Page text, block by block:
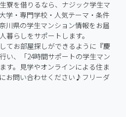
寮を借りるなら、ナジック学生マ
学・専門学校・人気テーマ・条件
川県の学生マンション情報をお届
暮らしをサポートします。
てお部屋探しができるように『慶
い、「24時間サポートの学生マン
す。見学やオンラインによる住ま
お問い合わせください♪フリーダ